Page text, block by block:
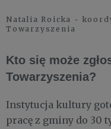
Natalia Roicka -
Towarzyszenia
Kto się może
Towarzyszenia?
Instytucja kultury
pracę z gminy do 30